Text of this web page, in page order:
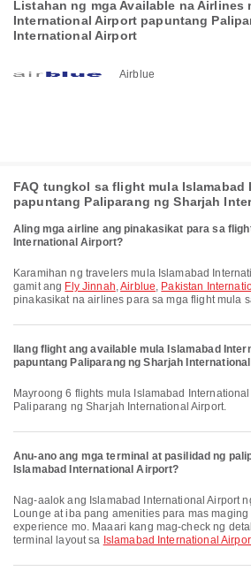
Listahan ng mga Available na Airlines
International Airport papuntang
International Airport
Airblue
FAQ tungkol sa flight mula
papuntang Paliparang ng Sharjah
Aling mga airline ang pinakasikat para sa
International Airport?
Karamihan ng travelers mula Islamabad International Airport ay lumilipad
gamit ang Fly Jinnah,Airblue, Pakistan
pinakasikat na airlines para sa mga flight mula
Ilang flight ang available mula Islamabad
papuntang Paliparang ng Sharjah
Mayroong 6 flights mula Islamabad International Airport papunta sa
Paliparang ng Sharjah International Airport.
Anu-ano ang mga terminal at pasilidad ng
Islamabad International Airport?
Nag-aalok ang Islamabad International Airport ng Rental ng Kotse, Kainan,
Lounge at iba pang amenities para mas maging
experience mo. Maaari kang mag-check ng
terminal layout sa Islamabad International